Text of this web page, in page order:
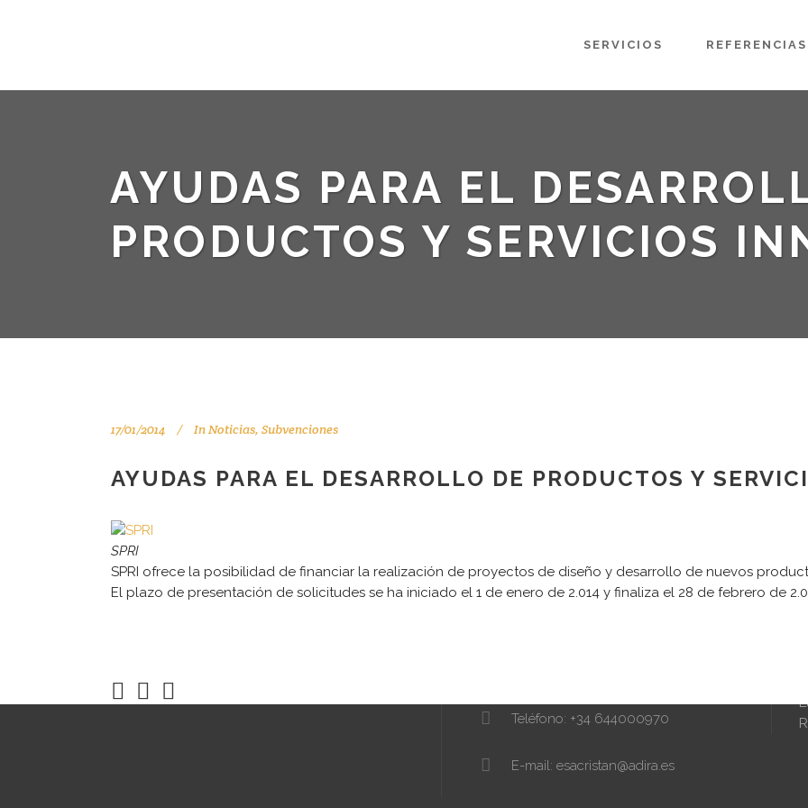
SERVICIOS REFERENCIAS
AYUDAS PARA EL
PRODUCTOS Y SERVICIOS
17/01/2014 InNoticias, Subvenciones
AYUDAS PARA EL DESARROLLO DE PRODUCTOS Y
SPRI
SPRI ofrece la posibilidad de financiar la realización de proyectos de diseño y desarrollo de nuevos
El plazo de presentación de solicitudes se ha iniciado el 1 de enero de 2.014 y finaliza el 28 de febrero de
Tu consultor de confianza
Aviso legal
CONTACTO
Teléfono: +34 644000970
E-mail: esacristan@adira.es